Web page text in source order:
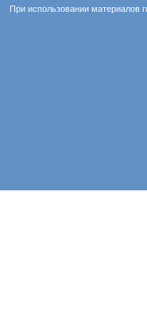
При использовании материалов